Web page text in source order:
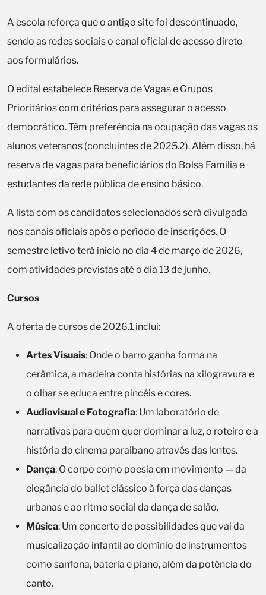
A escola reforça que o antigo site foi descontinuado,
sendo as redes sociais o canal oficial de acesso direto
aos formulários.
O edital estabelece Reserva de Vagas e Grupos
Prioritários com critérios para assegurar o acesso
democrático. Têm preferência na ocupação das vagas os
alunos veteranos (concluintes de 2025.2). Além disso, há
reserva de vagas para beneficiários do Bolsa Família e
estudantes da rede pública de ensino básico.
A lista com os candidatos selecionados será divulgada
nos canais oficiais após o período de inscrições. O
semestre letivo terá início no dia 4 de março de 2026,
com atividades previstas até o dia 13 de junho.
Cursos
A oferta de cursos de 2026.1 inclui:
Artes Visuais: Onde o barro ganha forma na
cerâmica, a madeira conta histórias na xilogravura e
o olhar se educa entre pincéis e cores.
Audiovisual e Fotografia: Um laboratório de
narrativas para quem quer dominar a luz, o roteiro e a
história do cinema paraibano através das lentes.
Dança: O corpo como poesia em movimento — da
elegância do ballet clássico à força das danças
urbanas e ao ritmo social da dança de salão.
Música: Um concerto de possibilidades que vai da
musicalização infantil ao domínio de instrumentos
como sanfona, bateria e piano, além da potência do
canto.